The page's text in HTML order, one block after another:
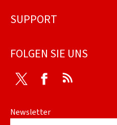
SUPPORT
FOLGEN SIE UNS
Twitter Facebook
Newsletter